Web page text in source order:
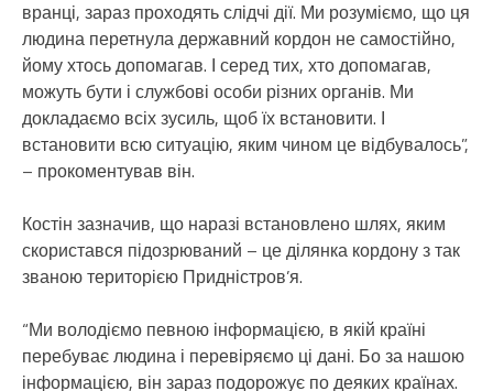
вранці, зараз проходять слідчі дії. Ми розуміємо, що ця
людина перетнула державний кордон не самостійно,
йому хтось допомагав. І серед тих, хто допомагав,
можуть бути і службові особи різних органів. Ми
докладаємо всіх зусиль, щоб їх встановити. І
встановити всю ситуацію, яким чином це відбувалось”,
– прокоментував він.
Костін зазначив, що наразі встановлено шлях, яким
скористався підозрюваний – це ділянка кордону з так
званою територією Придністров’я.
“Ми володіємо певною інформацією, в якій країні
перебуває людина і перевіряємо ці дані. Бо за нашою
інформацією, він зараз подорожує по деяких країнах.